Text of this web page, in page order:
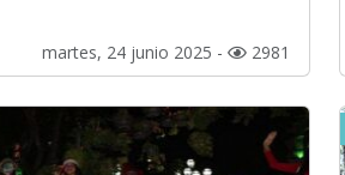
martes, 24 junio 2025 - 2981